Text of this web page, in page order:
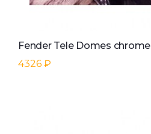
Fender Tele Domes chrome
4326 ₽